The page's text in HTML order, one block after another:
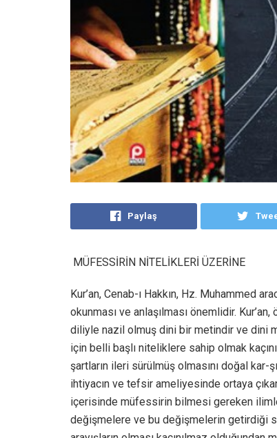
Paylaş
MÜFESSİRİN NİTELİKLERİ ÜZERİNE
Kur’an, Cenab-ı Hakkın, Hz. Muhammed
okunması ve anlaşılması önemlidir.
diliyle nazil olmuş dini bir metindir ve dini
için belli başlı niteliklere sahip olmak
şartların ileri sürülmüş olmasını doğal kar-
ihtiyacın ve tefsir ameliyesinde ortaya
içerisinde müfessirin bilmesi gereken
değişmelere ve bu değişmelerin getirdiği